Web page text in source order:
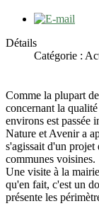
Détails
Catégorie :
Comme la plupart
concernant la
environs est passée
Nature et Avenir a
s'agissait d'un projet
communes voisines.
Une visite à la
qu'en fait, c'est un
présente les